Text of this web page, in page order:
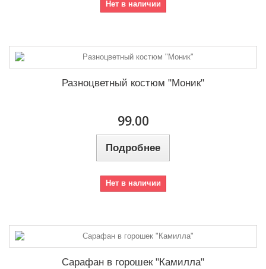
Нет в наличии
Разноцветный костюм "Моник"
99.00
Подробнее
Нет в наличии
Сарафан в горошек "Камилла"